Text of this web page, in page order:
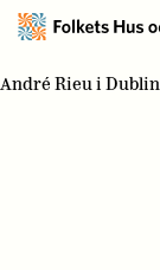
André Rieu i